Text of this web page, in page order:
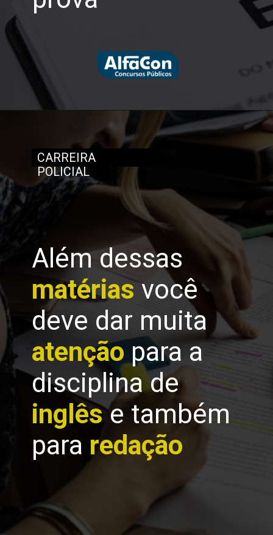
Além dessas
matériasvocê
deve dar muita
atenção para a
disciplina de
inglêse também
para redação
CARREIRA
POLICIAL